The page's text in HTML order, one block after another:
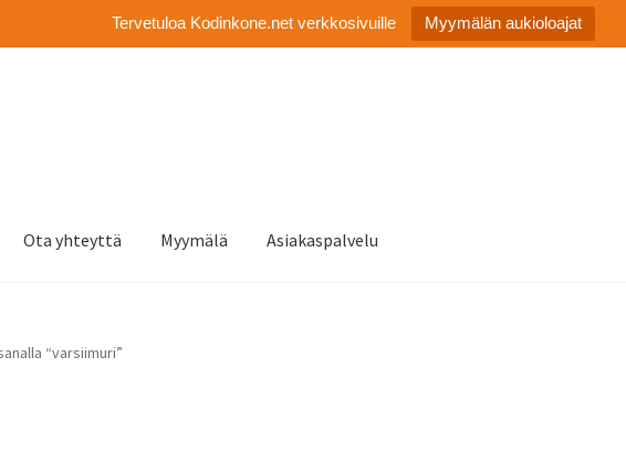
Tervetuloa Kodinkone.net verkkosivuille Myymälän aukioloajat
Ota yhteyttä Myymälä Asiakaspalvelu
“varsiimuri”